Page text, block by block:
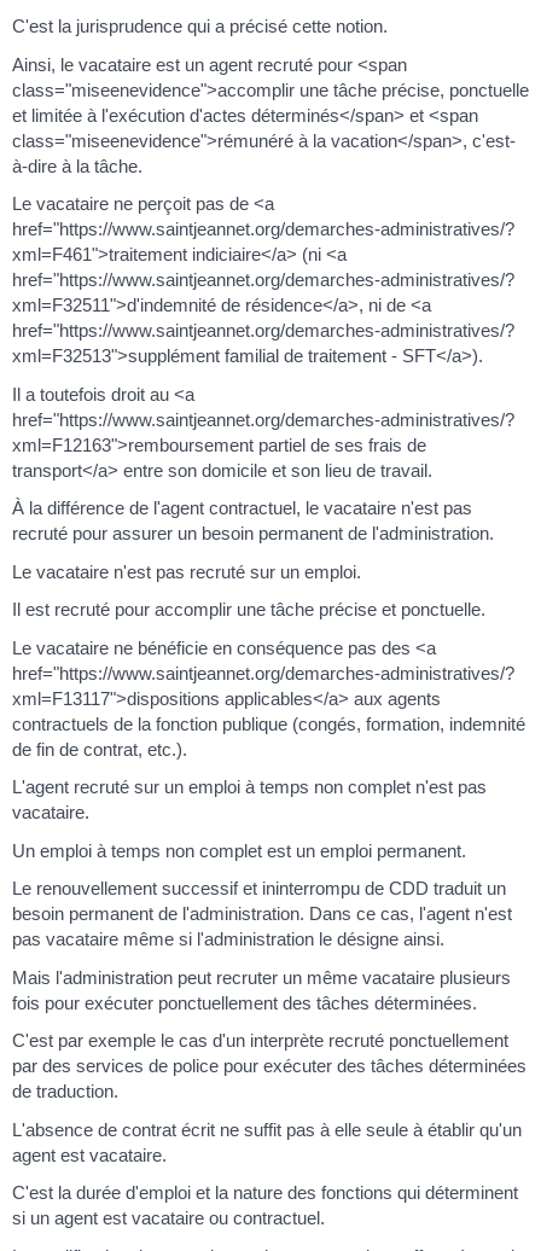
C'est la jurisprudence qui a précisé cette notion.
Ainsi, le vacataire est un agent recruté pour <span
class="miseenevidence">accomplir une tâche précise, ponctuelle
et limitée à l'exécution d'actes déterminés</span> et <span
class="miseenevidence">rémunéré à la vacation</span>, c'est-
à-dire à la tâche.
Le vacataire ne perçoit pas de <a
href="https://www.saintjeannet.org/demarches-administratives/?
xml=F461">traitement indiciaire</a> (ni <a
href="https://www.saintjeannet.org/demarches-administratives/?
xml=F32511">d'indemnité de résidence</a>, ni de <a
href="https://www.saintjeannet.org/demarches-administratives/?
xml=F32513">supplément familial de traitement - SFT</a>).
Il a toutefois droit au <a
href="https://www.saintjeannet.org/demarches-administratives/?
xml=F12163">remboursement partiel de ses frais de
transport</a> entre son domicile et son lieu de travail.
À la différence de l'agent contractuel, le vacataire n'est pas
recruté pour assurer un besoin permanent de l'administration.
Le vacataire n'est pas recruté sur un emploi.
Il est recruté pour accomplir une tâche précise et ponctuelle.
Le vacataire ne bénéficie en conséquence pas des <a
href="https://www.saintjeannet.org/demarches-administratives/?
xml=F13117">dispositions applicables</a> aux agents
contractuels de la fonction publique (congés, formation, indemnité
de fin de contrat, etc.).
L'agent recruté sur un emploi à temps non complet n'est pas
vacataire.
Un emploi à temps non complet est un emploi permanent.
Le renouvellement successif et ininterrompu de CDD traduit un
besoin permanent de l'administration. Dans ce cas, l'agent n'est
pas vacataire même si l'administration le désigne ainsi.
Mais l'administration peut recruter un même vacataire plusieurs
fois pour exécuter ponctuellement des tâches déterminées.
C'est par exemple le cas d'un interprète recruté ponctuellement
par des services de police pour exécuter des tâches déterminées
de traduction.
L'absence de contrat écrit ne suffit pas à elle seule à établir qu'un
agent est vacataire.
C'est la durée d'emploi et la nature des fonctions qui déterminent
si un agent est vacataire ou contractuel.